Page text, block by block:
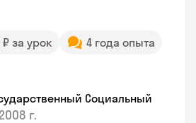
₽ за урок
4 года опыта
Социальный
2008 г.